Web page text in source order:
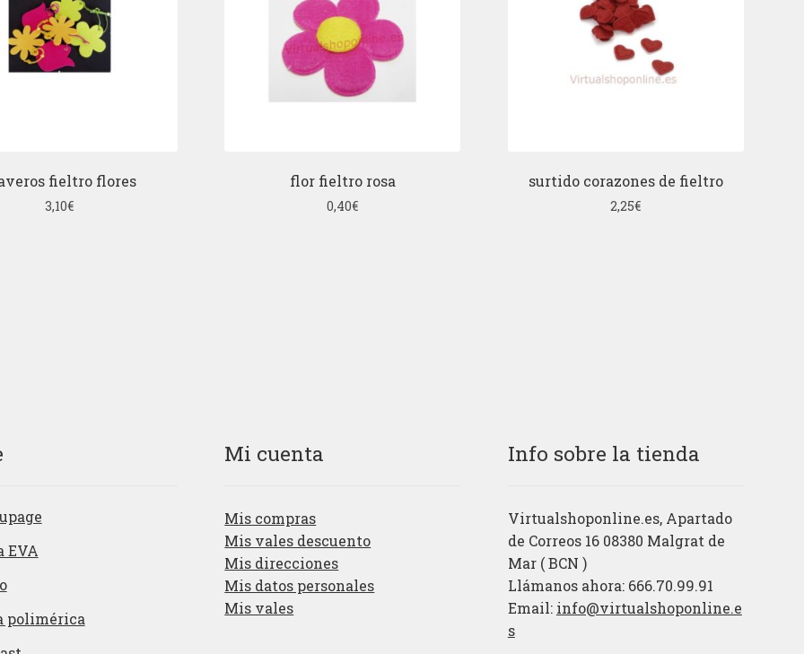
fieltro flores
3,10€
flor fieltro rosa
0,40€
surtido corazones de fieltro
2,25€
EVA
polimérica
Mi cuenta
Mis compras
Mis vales descuento
Mis direcciones
Mis datos personales
Mis vales
Info sobre la tienda
Virtualshoponline.es, Apartado
de Correos 16 08380 Malgrat de
Mar ( BCN )
Llámanos ahora: 666.70.99.91
Email: info@virtualshoponline.e
s